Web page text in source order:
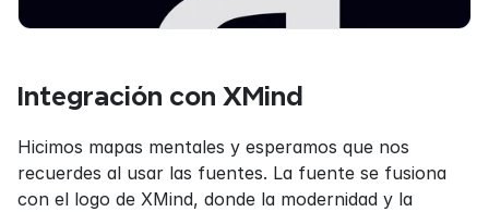
Integración con XMind
Hicimos mapas mentales y esperamos que nos
recuerdes al usar las fuentes. La fuente se fusiona
con el logo de XMind, donde la modernidad y la